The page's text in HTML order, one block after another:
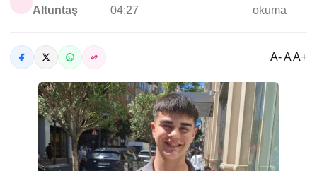
Altuntaş
04:27
okuma
A- A A+